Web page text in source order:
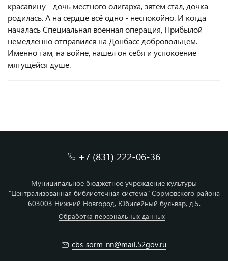
красавицу - дочь местного олигарха, зятем стал, дочка
родилась. А на сердце всё одно - неспокойно. И когда
началась Специальная военная операция, Прибылой
немедленно отправился на Донбасс добровольцем.
Именно там, на войне, нашел он себя и успокоение
мятущейся душе.
+7 (831) 222-06-36
Муниципальное бюджетное учреждение культуры
"Централизованная библиотечная система" Сормовского района
603003 Нижний Новгород, Юбилейный бульвар, д.5.
Обработка персональных данных
cbs_sorm_nn@mail.52gov.ru